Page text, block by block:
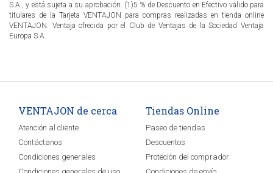
S.A., y está sujeta a su aprobación. (1)5 % de Descuento en Efectivo válido para
titulares de la Tarjeta VENTAJON para compras realizadas en tienda online
VENTAJON. Ventaja ofrecida por el Club de Ventajas de la Sociedad Ventaja
Europa S.A.
VENTAJON de cerca
Atención al cliente
Contáctanos
Condiciones generales
Tiendas Online
Paseo de tiendas
Descuentos
Proteción del comprador